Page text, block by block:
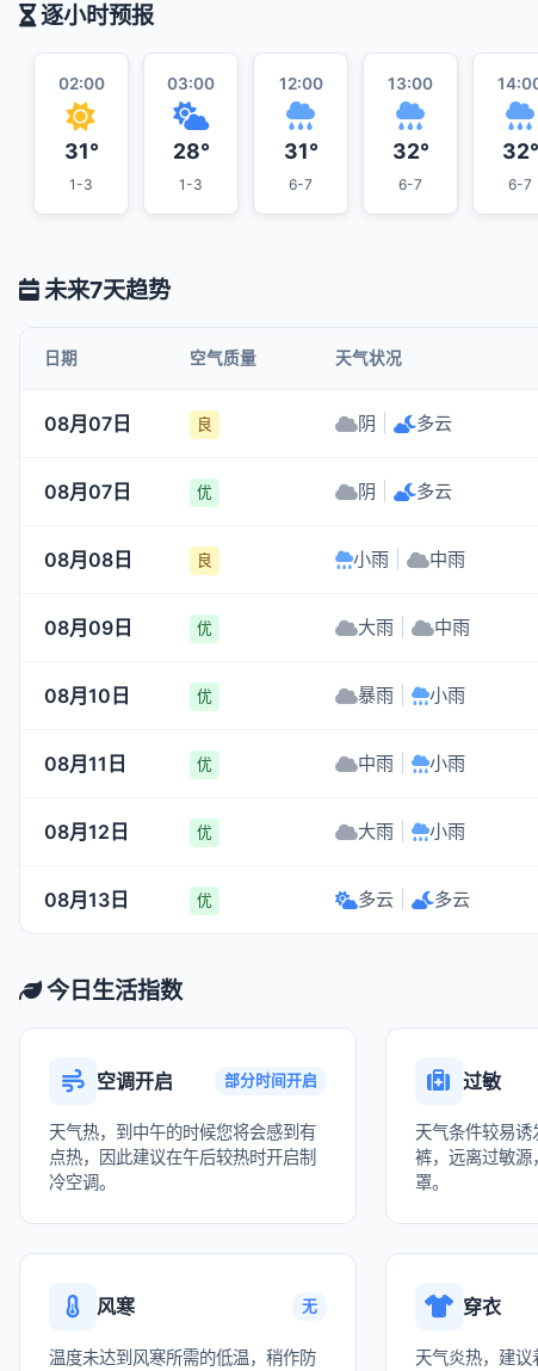
逐小时预报
02:00
31°
1-3
03:00
28°
1-3
12:00
31°
6-7
13:00
32°
6-7
32°
6-7
未来7天趋势
日期 空气质量 天气状况
08月07日 良 阴 多云
08月07日 优 阴 多云
08月08日 良 小雨 中雨
08月09日 优 大雨 中雨
08月10日 优 暴雨 小雨
08月11日 优 中雨 小雨
08月12日 优 大雨 小雨
08月13日 优 多云 多云
今日生活指数
空调开启 部分时间开启
天气热，到中午的时候您将会感到有
点热，因此建议在午后较热时开启制
冷空调。
过敏
天气条件较易
裤，远离过敏源
罩。
风寒 无
温度未达到风寒所需的低温，稍作防
穿衣
天气炎热，建